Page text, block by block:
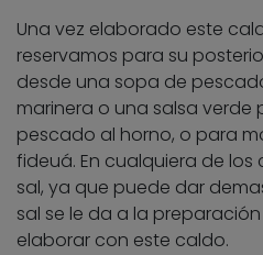
Una vez elaborado este
reservamos para su
desde una sopa de
marinera o una salsa verde
pescado al horno, o para
fideuá. En cualquiera de
sal, ya que puede dar
sal se le da a la
elaborar con este caldo.